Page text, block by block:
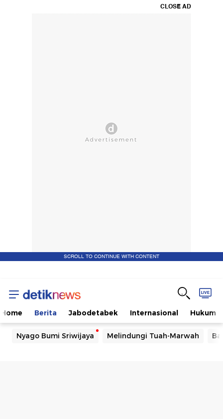
CLOSE AD
SCROLL TO CONTINUE WITH CONTENT
Home Berita Jabodetabek Internasional Hukum
Nyago Bumi Sriwijaya Melindungi Tuah-Marwah